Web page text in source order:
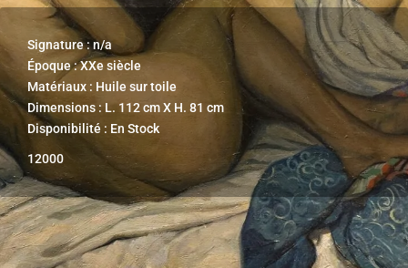
Signature : n/a
Époque : XXe siècle
Matériaux : Huile sur toile
Dimensions : L. 112 cm X H. 81 cm
Disponibilité : En Stock
12000